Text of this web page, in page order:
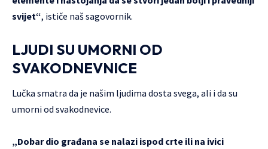
svijet“, ističe naš sagovornik.
LJUDI SU UMORNI OD
SVAKODNEVNICE
Lučka smatra da je našim ljudima dosta svega, ali i da su
umorni od svakodnevice.
„Dobar dio građana se nalazi ispod crte ili na ivici